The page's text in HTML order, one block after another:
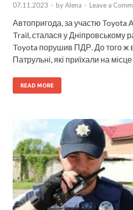
07.11.2023 - byAlena - Leave a
Автопригода, за участю Toyota
Trail, сталася у Дніпровському
Toyota порушив ПДР. До того ж
Патрульні, які приїхали на
READ MORE